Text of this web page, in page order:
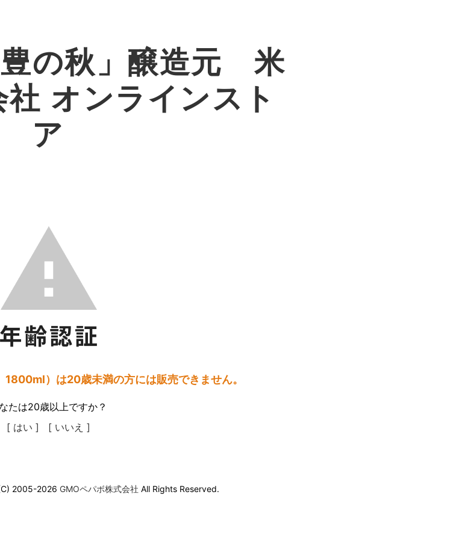
の秋」醸造元 米
社 オンラインスト
ア
）は20歳未満の方には販売できません。
たは20歳以上ですか？
[ はい ]
[ いいえ ]
2005-2026 GMOペパボ株式会社 All Rights Reserved.